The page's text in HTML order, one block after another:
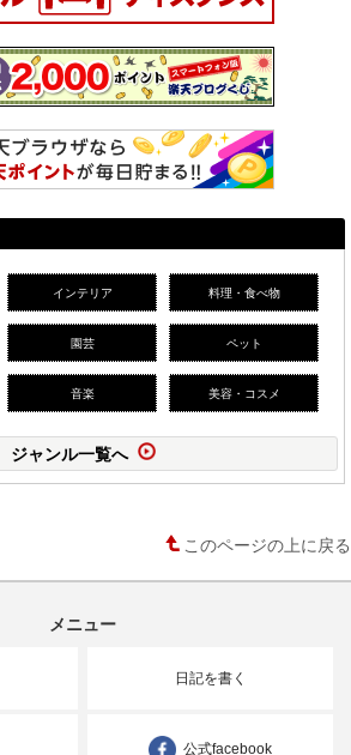
インテリア 料理・食べ物
園芸 ペット
音楽 美容・コスメ
ジャンル一覧へ
このページの上に戻る
メニュー
日記を書く
公式facebook